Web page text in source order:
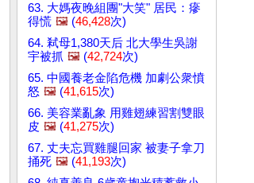
63. 大媽夜晚組團"大笑" 居民：瘮
得慌 🖼️ (46,428次)
64. 弒母1,380天后 北大學生吳謝
宇被抓 🖼️ (42,724次)
65. 中國養老金陷危機 加劇公衆憤
怒 🖼️ (41,615次)
66. 美容業亂象 用雞翅練習割雙眼
皮 🖼️ (41,275次)
67. 丈夫忘買雞腿回家 被妻子拿刀
捅死 🖼️ (41,193次)